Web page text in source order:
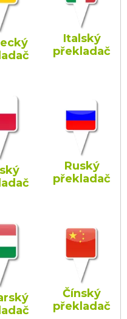
Italský
překladač
Ruský
překladač
Čínský
překladač